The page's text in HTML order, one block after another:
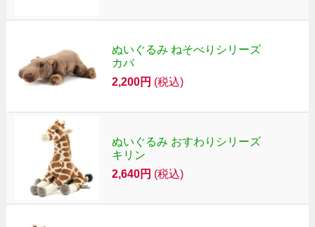
ぬいぐるみ ねそべりシリーズ
カバ
2,200円 (税込)
ぬいぐるみ おすわりシリーズ
キリン
2,640円 (税込)